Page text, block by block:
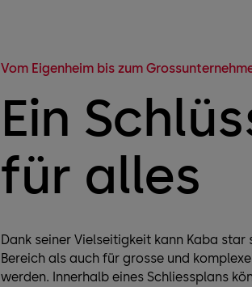
Vom Eigenheim bis zum
Ein
für alles
Dank seiner Vielseitigkeit kann Kaba
Bereich als auch für grosse und
werden. Innerhalb eines Schliessplans